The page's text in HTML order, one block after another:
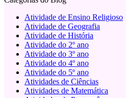
Atividade de Ensino Religioso
Atividade de Geografia
Atividade de História
Atividade do 2º ano
Atividade do 3º ano
Atividade do 4º ano
Atividade do 5º ano
Atividades de Ciências
Atividades de Matemática